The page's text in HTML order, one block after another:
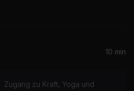
10 min
Zugang zu Kraft, Yoga und